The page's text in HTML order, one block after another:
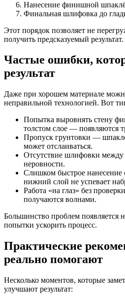
Нанесение финишной
Финальная шлифовка до
Этот порядок позволяет не
получить предсказуемый результат.
Частые ошибки,
результат
Даже при хорошем материале
неправильной технологией. Вот
Попытка выровнять стену
толстом слое — появляются
Пропуск грунтовки —
может отслаиваться.
Отсутствие шлифовки
неровности.
Слишком быстрое
нижний слой не успевает
Работа «на глаз» без
получаются волнами.
Большинство проблем появляется
попытки ускорить процесс.
Практические
реально помогают
Несколько моментов, которые
улучшают результат: